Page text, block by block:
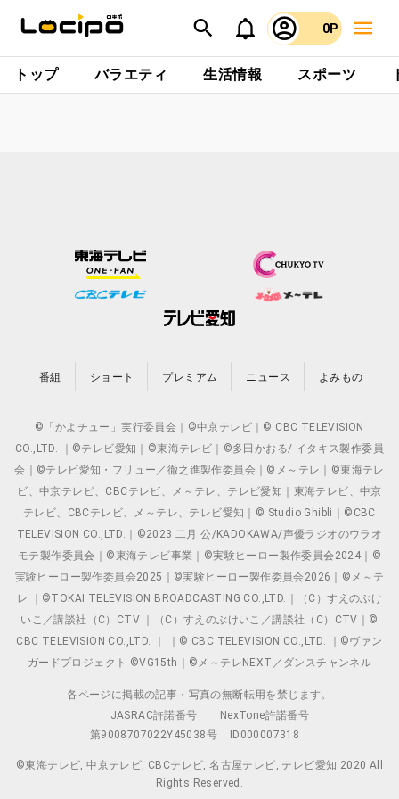
0P
トップ バラエティ 生活情報 スポーツ
番組 ショート プレミアム ニュース よみもの
©「かよチュー」実行委員会｜©中京テレビ｜© CBC TELEVISION
CO.,LTD. ｜©テレビ愛知｜©東海テレビ｜©多田かおる/ イタキス製作委員
会｜©テレビ愛知・フリュー／徹之進製作委員会｜©メ～テレ｜©東海テレ
ビ、中京テレビ、CBCテレビ、メ～テレ、テレビ愛知｜東海テレビ、中京
テレビ、CBCテレビ、メ～テレ、テレビ愛知｜© Studio Ghibli｜©CBC
TELEVISION CO.,LTD.｜©2023 二月 公/KADOKAWA/声優ラジオのウラオ
モテ製作委員会｜©東海テレビ事業｜©実験ヒーロー製作委員会2024｜©
実験ヒーロー製作委員会2025｜©実験ヒーロー製作委員会2026｜©メ～テ
レ ｜©TOKAI TELEVISION BROADCASTING CO.,LTD.｜（C）すえのぶけ
いこ／講談社（C）CTV ｜（C）すえのぶけいこ／講談社（C）CTV｜©
CBC TELEVISION CO.,LTD. ｜ ｜© CBC TELEVISION CO.,LTD. ｜©ヴァン
ガードプロジェクト ©VG15th｜©メ～テレNEXT／ダンスチャンネル
各ページに掲載の記事・写真の無断転用を禁じます。
JASRAC許諾番号
NexTone許諾番号
第9008707022Y45038号
ID000007318
©東海テレビ, 中京テレビ, CBCテレビ, 名古屋テレビ, テレビ愛知 2020 All
Rights Reserved.